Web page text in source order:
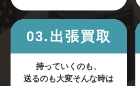
03.出張買取
持っていくのも、
送るのも大変そんな時は